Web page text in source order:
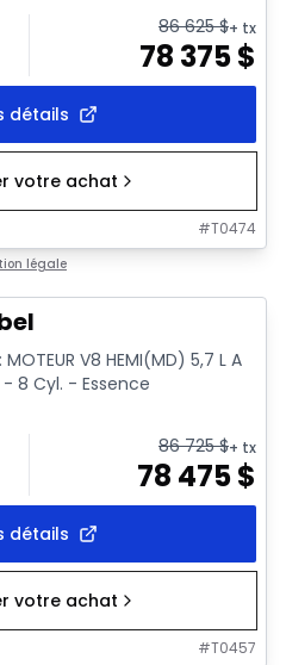
86 625$+ tx
78 375$
détails
votre achat
#T0474
légale
V8 HEMI(MD) 5,7 L A
- 8 Cyl. - Essence
86 725$+ tx
78 475$
détails
votre achat
#T0457